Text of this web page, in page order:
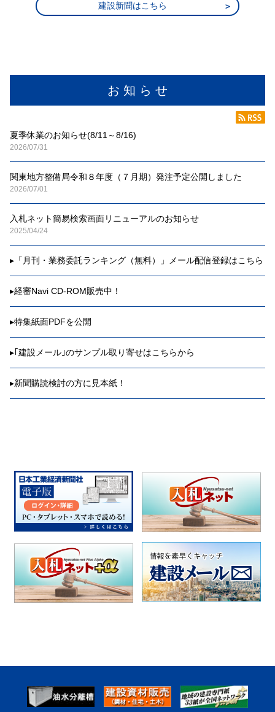
お 知 ら せ
夏季休業のお知らせ(8/11～8/16)
2026/07/31
関東地方整備局令和８年度（７月期）発注予定公開しました
2026/07/01
入札ネット簡易検索画面リニューアルのお知らせ
2025/04/24
▸ 「月刊・業務委託ランキング（無料）」メール配信登録はこちら
▸経審Navi CD-ROM販売中！
▸特集紙面PDFを公開
▸ ｢建設メール｣のサンプル取り寄せはこちらから
▸新聞購読検討の方に見本紙！
建設新聞はこちら